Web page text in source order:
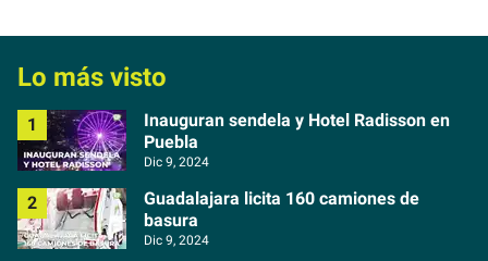
Lo más visto
Inauguran sendela y Hotel Radisson en
Puebla
Dic 9, 2024
Guadalajara licita 160 camiones de
basura
Dic 9, 2024